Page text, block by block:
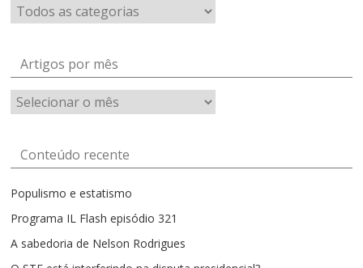
Artigos por mês
Artigos
por
Conteúdo recente
Populismo e estatismo
Programa IL Flash episódio 321
A sabedoria de Nelson Rodrigues